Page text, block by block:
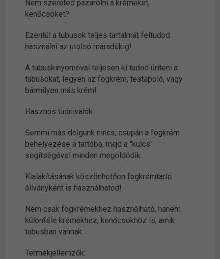
Nem szereted pazarolni a krémeket,
kenőcsöket?
Ezentúl a tubusok teljes tartalmát feltudod
használni az utolsó maradékig!
A tubuskinyomóval teljesen ki tudod üríteni a
tubusokat, legyen az fogkrém, testápoló, vagy
bármilyen más krém!
Hasznos tudnivalók:
Semmi más dolgunk nincs, csupán a fogkrém
behelyezése a tartóba, majd a "kulcs"
segítségével minden megoldódik.
Kialakításának köszönhetően fogkrémtartó
állványként is használhatod!
Nem csak fogkrémekhez használható, hanem
különféle krémekhez, kenőcsökhöz is, amik
tubusban vannak.
Termékjellemzők: